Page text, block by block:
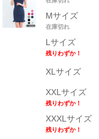
Mサイズ
在庫切れ
Lサイズ
残りわずか！
XLサイズ
XXLサイズ
残りわずか！
XXXLサイズ
残りわずか！